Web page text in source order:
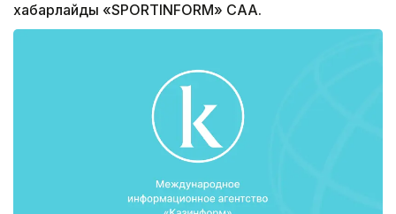
хабарлайды «SPORTINFORM» САА.